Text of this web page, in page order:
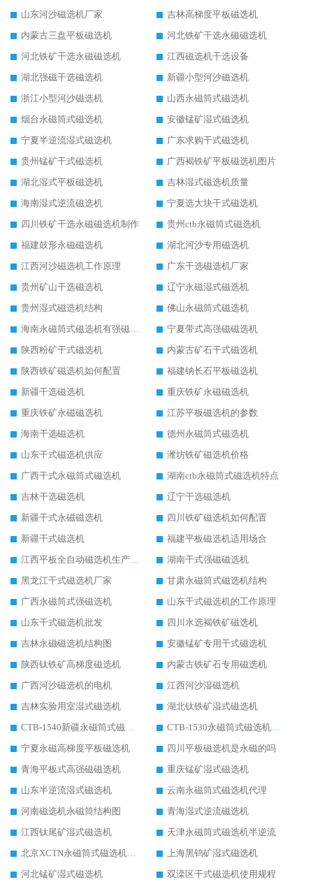
山东河沙磁选机厂家
吉林高梯度平板磁选机
内蒙古三盘平板磁选机
河北铁矿干选永磁磁选机
河北铁矿干选永磁磁选机
江西磁选机干选设备
湖北强磁干选磁选机
新疆小型河沙磁选机
浙江小型河沙磁选机
山西永磁筒式磁选机
烟台永磁筒式磁选机
安徽锰矿湿式磁选机
宁夏半逆流湿式磁选机
广东求购干式磁选机
贵州锰矿干式磁选机
广西褐铁矿平板磁选机图片
湖北湿式平板磁选机
吉林湿式磁选机质量
海南湿式逆流磁选机
宁夏选大块干式磁选机
四川铁矿干选永磁磁选机制作
贵州ctb永磁筒式磁选机
福建鼓形永磁磁选机
湖北河沙专用磁选机
江西河沙磁选机工作原理
广东干选磁选机厂家
贵州矿山干选磁选机
辽宁永磁湿式磁选机
贵州湿式磁选机结构
佛山永磁筒式磁选机
海南永磁筒式磁选机有强磁的吗
宁夏带式高强磁磁选机
陕西粉矿干式磁选机
内蒙古矿石干式磁选机
陕西铁矿磁选机如何配置
福建钠长石平板磁选机
新疆干选磁选机
重庆铁矿永磁磁选机
重庆铁矿永磁磁选机
江苏平板磁选机的参数
海南干选磁选机
德州永磁筒式磁选机
山东干式磁选机供应
潍坊铁矿磁选机价格
广西干式永磁筒式磁选机
湖南ctb永磁筒式磁选机特点
吉林干选磁选机
辽宁干选磁选机
新疆干式永磁磁选机
四川铁矿磁选机如何配置
新疆干式磁选机
福建平板磁选机适用场合
江西平板全自动磁选机生产厂家
湖南干式强磁磁选机
黑龙江干式磁选机厂家
甘肃永磁筒式磁选机结构
广西永磁筒式强磁选机
山东干式磁选机的工作原理
山东干式磁选机批发
四川水选褐铁矿磁选机
吉林永磁磁选机结构图
安徽锰矿专用干式磁选机
陕西钛铁矿高梯度磁选机
内蒙古铁矿石专用磁选机
广西河沙磁选机的电机
江西河沙湿磁选机
吉林实验用室湿式磁选机
湖北钛铁矿湿式磁选机
CTB-1540新疆永磁筒式磁选机
CTB-1530永磁筒式磁选机代理商
宁夏永磁高梯度平板磁选机
四川平板磁选机是永磁的吗
青海平板式高强磁磁选机
重庆锰矿湿式磁选机
山东半逆流湿式磁选机
云南永磁筒式磁选机代理
河南磁选机永磁筒结构图
青海湿式逆流磁选机
江西钛尾矿湿式磁选机
天津永磁筒式磁选机半逆流
北京XCTN永磁筒式磁选机磁块位置
上海黑钨矿湿式磁选机
河北锰矿湿式磁选机
双滦区干式磁选机使用规程